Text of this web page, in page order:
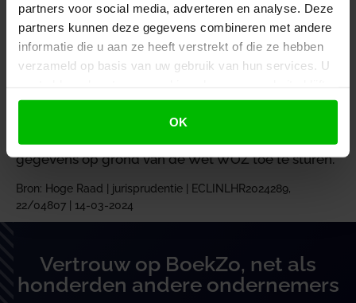
partners voor social media, adverteren en analyse. Deze
partners kunnen deze gegevens combineren met andere
informatie die u aan ze heeft verstrekt of die ze hebben
verzameld op basis van uw gebruik van hun services. U
gebruiken.
OK
Mocht u in de bezwaarfase geen gebruik willen
maken van het inzagerecht, wees u er dan van
bewust dat de overheid u geen afschriften hoeft te
Maar heeft u bezwaar gemaakt tegen de WOZ-
beschikking, dan kunt u zich een rit besparen door
de heffingsambtenaar te verzoeken u de gewenste
gegevens op grond van de Wet WOZ toe te sturen.
Bron: Hoge Raad | jurisprudentie | ECLINLHR2024289,
22/04807 | 14-03-2024
Vertrouw op BoekZo, net als
honderden andere ondernemers